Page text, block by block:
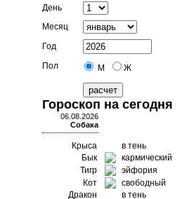
День
Месяц
Год
Пол
М Ж
Гороскоп на сегодня
06.08.2026
Собака
Крыса
в тень
Бык
кармический
Тигр
эйфория
Кот
свободный
Дракон
в тень